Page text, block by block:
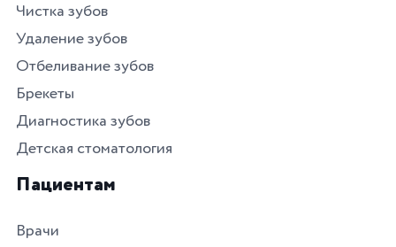
Чистка зубов
Удаление зубов
Отбеливание зубов
Брекеты
Диагностика зубов
Детская стоматология
Пациентам
Врачи